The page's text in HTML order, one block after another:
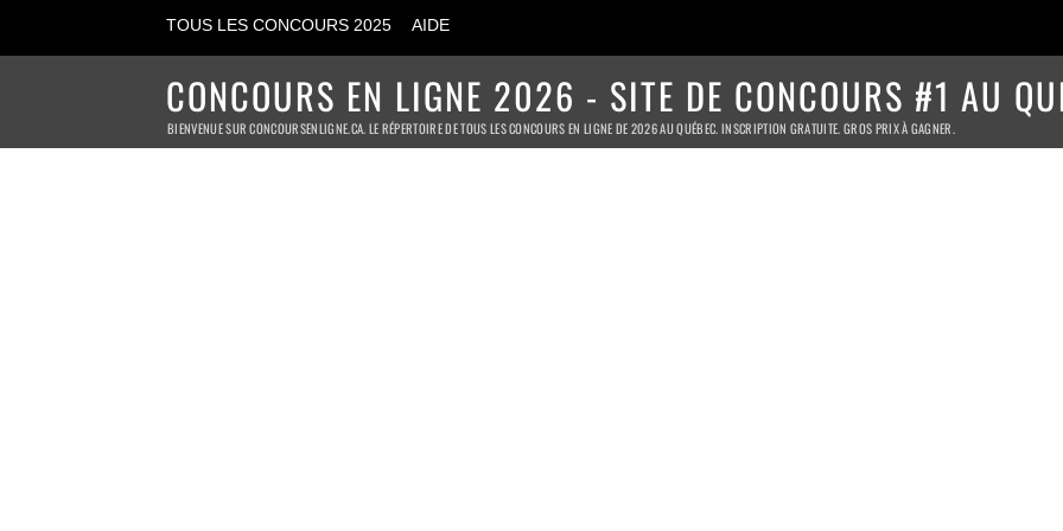
TOUS LES CONCOURS 2025 AIDE
CONCOURS EN LIGNE 2026 - SITE DE CONCOURS #1 AU
BIENVENUE SUR CONCOURSENLIGNE.CA. LE RÉPERTOIRE DE TOUS LES CONCOURS EN LIGNE DE 2026 AU QUÉBEC. INSCRIPTION GRATUITE. GROS PRIX À GAGNER.